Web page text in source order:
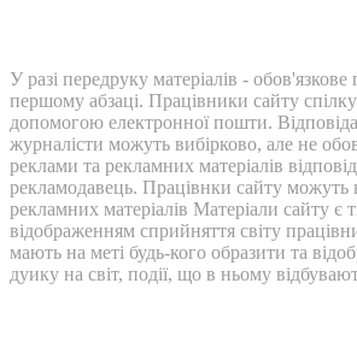
У разі передруку матеріалів -
першому абзаці. Працівники сайту
допомогою електронної пошти.
журналісти можуть вибірково, але не
реклами та рекламних матеріалів
рекламодавець. Працівнки сайту можуть
рекламних матеріалів Матеріали сайту є
відображенням сприйняття світу
мають на меті будь-кого образити та
дуику на світ, події, що в ньому